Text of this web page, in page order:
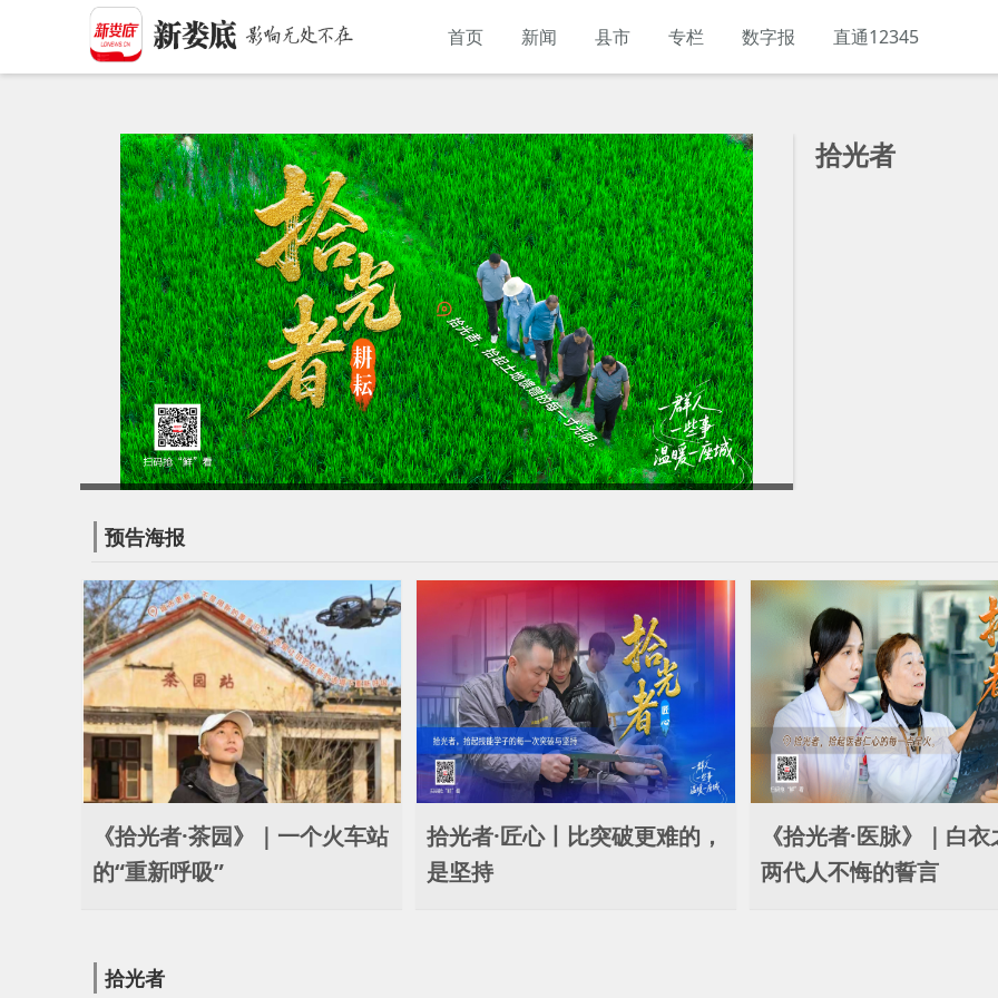
首页 新闻 县市 专栏 数字报 直通12345
拾光者
预告海报
《拾光者·茶园》｜一个火车站
的“重新呼吸”
拾光者·匠心丨比突破更难的，
是坚持
《拾光者·医脉》｜白衣
两代人不悔的誓言
拾光者